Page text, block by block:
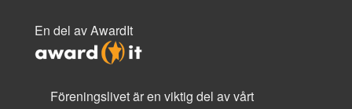
En del av AwardIt
Föreningslivet är en viktig del av vårt